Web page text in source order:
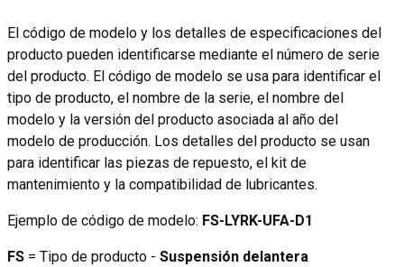
El código de modelo y los detalles de especificaciones del
producto pueden identificarse mediante el número de serie
del producto. El código de modelo se usa para identificar el
tipo de producto, el nombre de la serie, el nombre del
modelo y la versión del producto asociada al año del
modelo de producción. Los detalles del producto se usan
para identificar las piezas de repuesto, el kit de
mantenimiento y la compatibilidad de lubricantes.
Ejemplo de código de modelo: FS-LYRK-UFA-D1
FS = Tipo de producto - Suspensión delantera